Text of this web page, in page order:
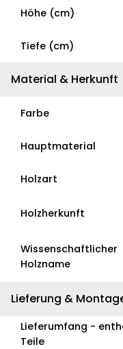
Höhe (cm)
Tiefe (cm)
Material & Herkunft
Farbe
Hauptmaterial
Holzart
Holzherkunft
Wissenschaftlicher
Holzname
Lieferung &
Lieferumfang -
Teile